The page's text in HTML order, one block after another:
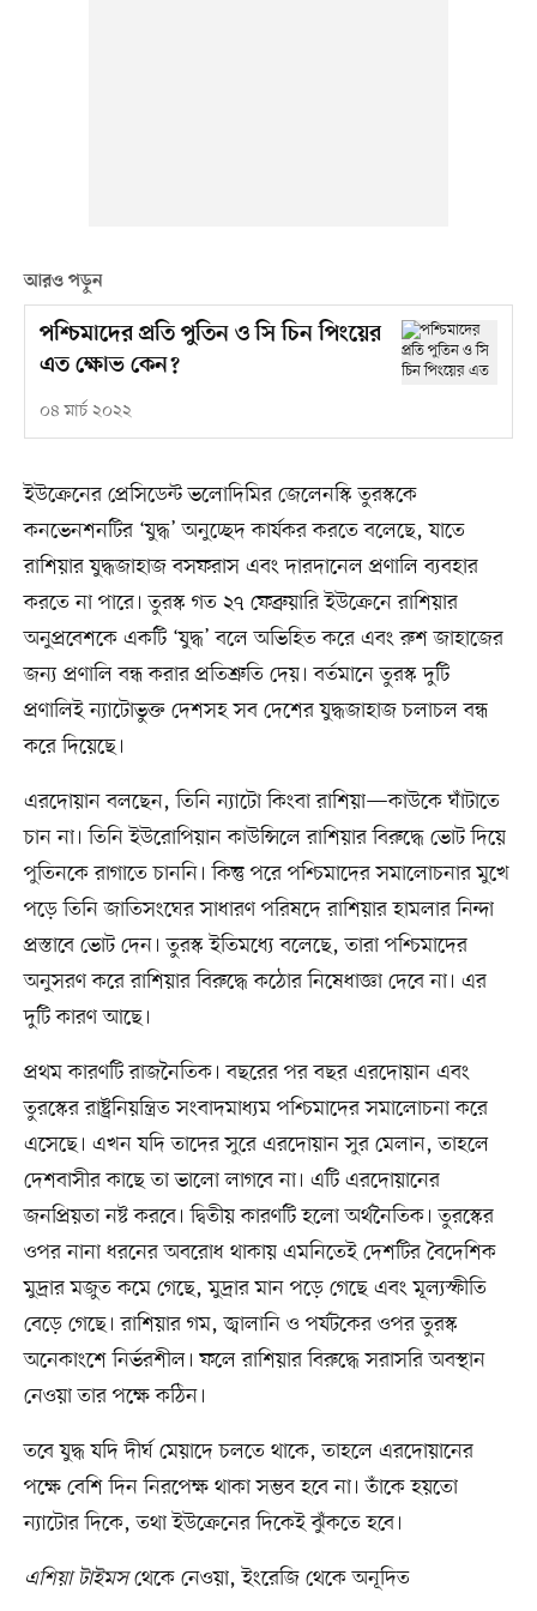
আরও পড়ুন
পশ্চিমাদের প্রতি পুতিন ও সি চিন পিংয়ের
এত ক্ষোভ কেন?
০৪ মার্চ ২০২২
ইউক্রেনের প্রেসিডেন্ট ভলোদিমির জেলেনস্কি তুরস্ককে
কনভেনশনটির ‘যুদ্ধ’ অনুচ্ছেদ কার্যকর করতে বলেছে, যাতে
রাশিয়ার যুদ্ধজাহাজ বসফরাস এবং দারদানেল প্রণালি ব্যবহার
করতে না পারে। তুরস্ক গত ২৭ ফেব্রুয়ারি ইউক্রেনে রাশিয়ার
অনুপ্রবেশকে একটি ‘যুদ্ধ’ বলে অভিহিত করে এবং রুশ জাহাজের
জন্য প্রণালি বন্ধ করার প্রতিশ্রুতি দেয়। বর্তমানে তুরস্ক দুটি
প্রণালিই ন্যাটোভুক্ত দেশসহ সব দেশের যুদ্ধজাহাজ চলাচল বন্ধ
করে দিয়েছে।
এরদোয়ান বলছেন, তিনি ন্যাটো কিংবা রাশিয়া—কাউকে ঘাঁটাতে
চান না। তিনি ইউরোপিয়ান কাউন্সিলে রাশিয়ার বিরুদ্ধে ভোট দিয়ে
পুতিনকে রাগাতে চাননি। কিন্তু পরে পশ্চিমাদের সমালোচনার মুখে
পড়ে তিনি জাতিসংঘের সাধারণ পরিষদে রাশিয়ার হামলার নিন্দা
প্রস্তাবে ভোট দেন। তুরস্ক ইতিমধ্যে বলেছে, তারা পশ্চিমাদের
অনুসরণ করে রাশিয়ার বিরুদ্ধে কঠোর নিষেধাজ্ঞা দেবে না। এর
দুটি কারণ আছে।
প্রথম কারণটি রাজনৈতিক। বছরের পর বছর এরদোয়ান এবং
তুরস্কের রাষ্ট্রনিয়ন্ত্রিত সংবাদমাধ্যম পশ্চিমাদের সমালোচনা করে
এসেছে। এখন যদি তাদের সুরে এরদোয়ান সুর মেলান, তাহলে
দেশবাসীর কাছে তা ভালো লাগবে না। এটি এরদোয়ানের
জনপ্রিয়তা নষ্ট করবে। দ্বিতীয় কারণটি হলো অর্থনৈতিক। তুরস্কের
ওপর নানা ধরনের অবরোধ থাকায় এমনিতেই দেশটির বৈদেশিক
মুদ্রার মজুত কমে গেছে, মুদ্রার মান পড়ে গেছে এবং মূল্যস্ফীতি
বেড়ে গেছে। রাশিয়ার গম, জ্বালানি ও পর্যটকের ওপর তুরস্ক
অনেকাংশে নির্ভরশীল। ফলে রাশিয়ার বিরুদ্ধে সরাসরি অবস্থান
নেওয়া তার পক্ষে কঠিন।
তবে যুদ্ধ যদি দীর্ঘ মেয়াদে চলতে থাকে, তাহলে এরদোয়ানের
পক্ষে বেশি দিন নিরপেক্ষ থাকা সম্ভব হবে না। তাঁকে হয়তো
ন্যাটোর দিকে, তথা ইউক্রেনের দিকেই ঝুঁকতে হবে।
এশিয়া টাইমসথেকে নেওয়া, ইংরেজি থেকে অনূদিত